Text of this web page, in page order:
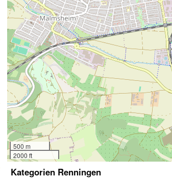
500 m
2000 ft
Kategorien Renningen